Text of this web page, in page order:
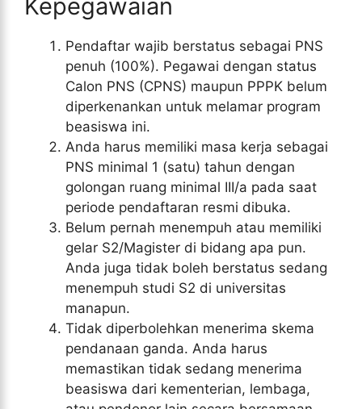
Kepegawaian
Pendaftar wajib berstatus sebagai PNS
penuh (100%). Pegawai dengan status
Calon PNS (CPNS) maupun PPPK belum
diperkenankan untuk melamar program
beasiswa ini.
Anda harus memiliki masa kerja sebagai
PNS minimal 1 (satu) tahun dengan
golongan ruang minimal III/a pada saat
periode pendaftaran resmi dibuka.
Belum pernah menempuh atau memiliki
gelar S2/Magister di bidang apa pun.
Anda juga tidak boleh berstatus sedang
menempuh studi S2 di universitas
manapun.
Tidak diperbolehkan menerima skema
pendanaan ganda. Anda harus
memastikan tidak sedang menerima
beasiswa dari kementerian, lembaga,